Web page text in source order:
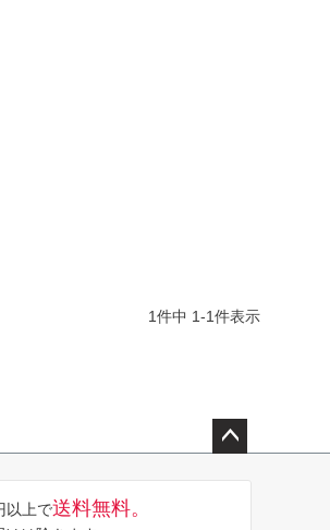
1件中 1-1件表示
以上で送料無料。